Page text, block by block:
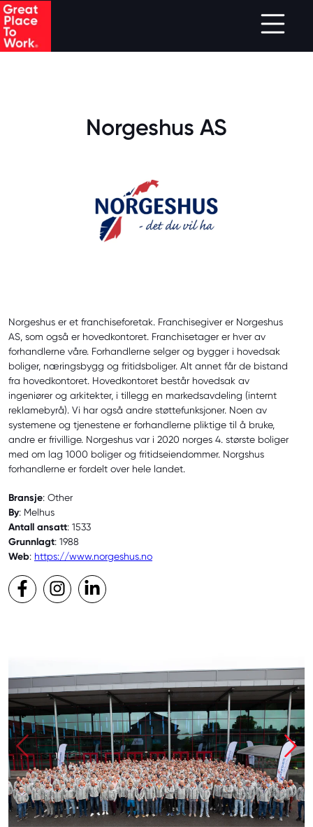
.
Skip to main content
Norgeshus AS
Norgeshus er et franchiseforetak. Franchisegiver er Norgeshus
AS, som også er hovedkontoret. Franchisetager er hver av
forhandlerne våre. Forhandlerne selger og bygger i hovedsak
boliger, næringsbygg og fritidsboliger. Alt annet får de bistand
fra hovedkontoret. Hovedkontoret består hovedsak av
ingeniører og arkitekter, i tillegg en markedsavdeling (internt
reklamebyrå). Vi har også andre støttefunksjoner. Noen av
systemene og tjenestene er forhandlerne pliktige til å bruke,
andre er frivillige. Norgeshus var i 2020 norges 4. største boliger
med om lag 1000 boliger og fritidseiendommer. Norgshus
forhandlerne er fordelt over hele landet.
Bransje: Other
By: Melhus
Antall ansatt: 1533
Grunnlagt: 1988
Web: https://www.norgeshus.no
Facebook
Instagram
LinkedIn